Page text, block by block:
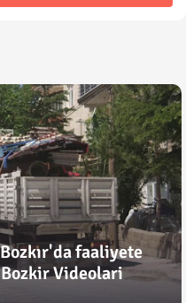
faaliyete
Videolari